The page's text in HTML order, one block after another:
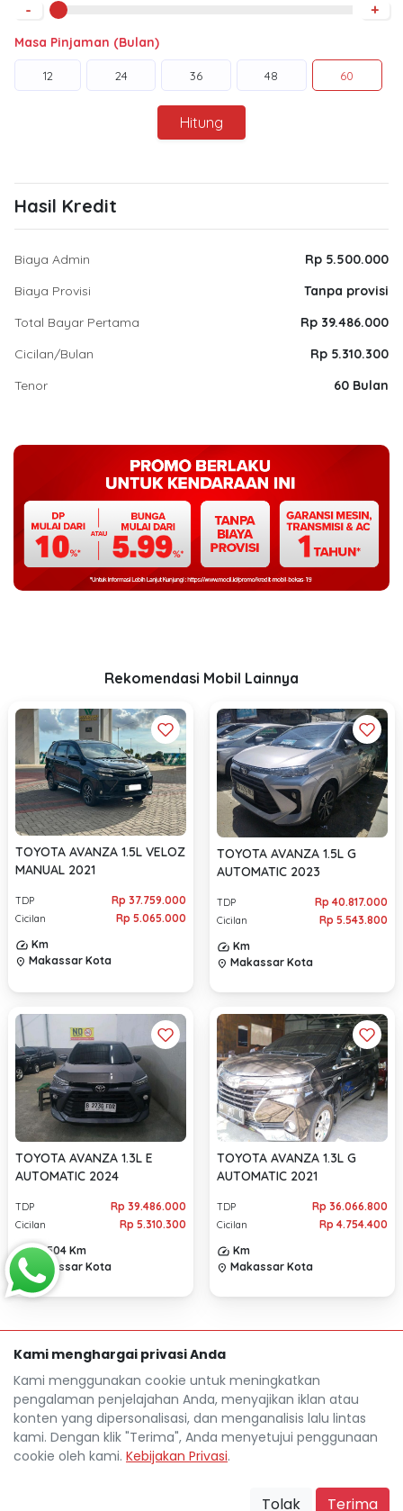
- +
Masa Pinjaman (Bulan)
12 24 36 48 60
Hitung
Hasil Kredit
Biaya Admin
Rp 5.500.000
Biaya Provisi
Tanpa provisi
Total Bayar Pertama
Rp 39.486.000
Cicilan/Bulan
Rp 5.310.300
Tenor
60 Bulan
Rekomendasi Mobil Lainnya
TOYOTA AVANZA 1.5L VELOZ
MANUAL 2021
TDP Rp 37.759.000
Cicilan
Rp 5.065.000
Km
location_on Makassar Kota
TOYOTA AVANZA 1.5L G
AUTOMATIC 2023
TDP Rp 40.817.000
Cicilan
Rp 5.543.800
Km
location_on Makassar Kota
TOYOTA AVANZA 1.3L E
AUTOMATIC 2024
TDP Rp 39.486.000
Cicilan
Rp 5.310.300
32.504 Km
location_onMakassar Kota
TOYOTA AVANZA 1.3L G
AUTOMATIC 2021
TDP Rp 36.066.800
Cicilan
Rp 4.754.400
Km
location_on Makassar Kota
membantu anda yang selama ini kesulitan dalam
Kami menghargai privasi Anda
Kami menggunakan cookie untuk meningkatkan
pengalaman penjelajahan Anda, menyajikan iklan atau
konten yang dipersonalisasi, dan menganalisis lalu lintas
kami. Dengan klik "Terima", Anda menyetujui penggunaan
cookie oleh kami. Kebijakan Privasi.
Tolak Terima